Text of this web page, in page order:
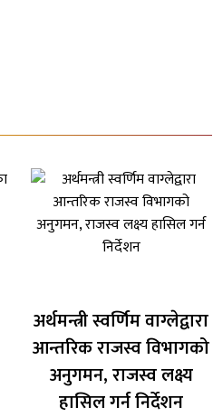
अर्थमन्त्री स्वर्णिम वाग्लेद्वारा
आन्तरिक राजस्व विभागको
अनुगमन, राजस्व लक्ष्य
हासिल गर्न निर्देशन